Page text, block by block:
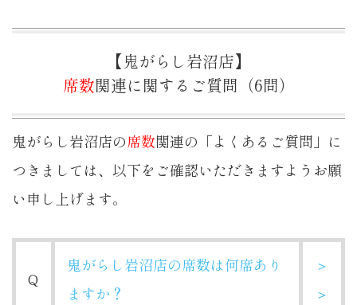
【鬼がらし岩沼店】
席数関連に関するご質問（6問）
鬼がらし岩沼店の席数関連の「よくあるご質問」に
つきましては、以下をご確認いただきますようお願
い申し上げます。
Q
鬼がらし岩沼店の席数は何席あり
ますか？
＞
＞